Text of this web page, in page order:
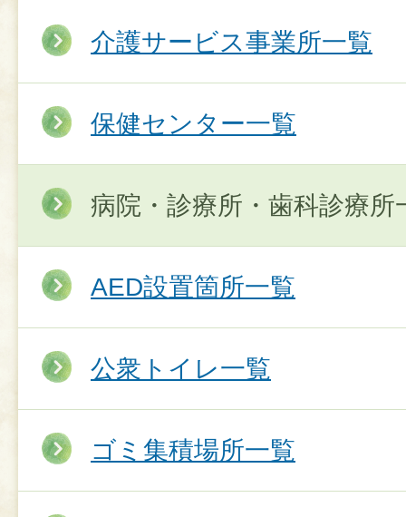
介護サービス事業所一覧
保健センター一覧
病院・診療所・歯科診療所
AED設置箇所一覧
公衆トイレ一覧
ゴミ集積場所一覧